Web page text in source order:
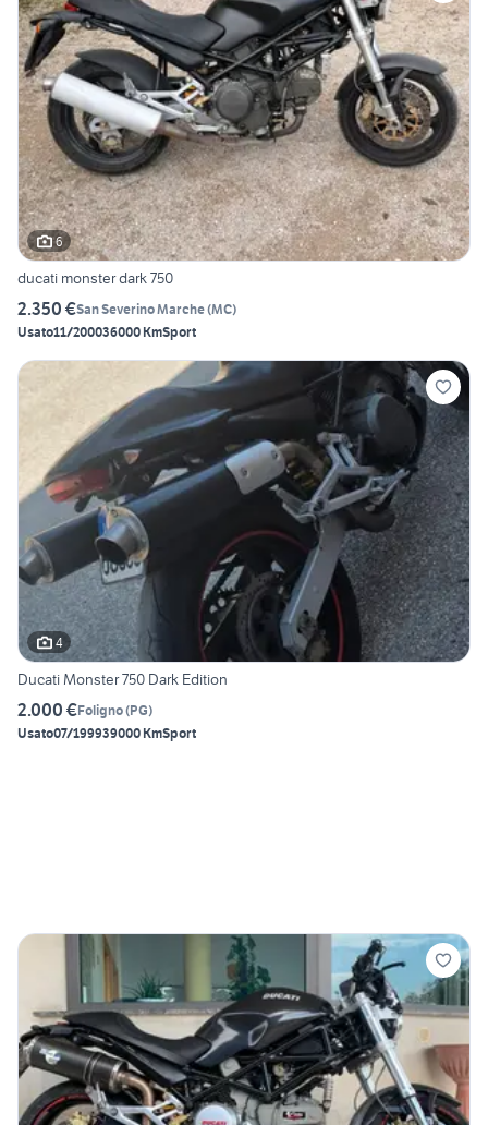
6
ducati monster dark 750
2.350 €San Severino Marche(MC)
Usato11/200036000 KmSport
4
Ducati Monster 750 Dark Edition
2.000 €Foligno(PG)
Usato07/199939000 KmSport